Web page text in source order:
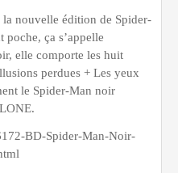
nouvelle édition de Spider-
poche, ça s’appelle
elle comporte les huit
perdues + Les yeux
le Spider-Man noir
BD-Spider-Man-Noir-